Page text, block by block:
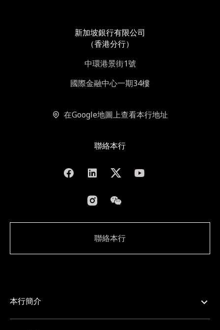
新加坡銀行有限公司
（香港分行）
中環港景街1號
國際金融中心一期34樓
在Google地圖上查看本行地址
聯絡本行
聯絡本行
本行簡介